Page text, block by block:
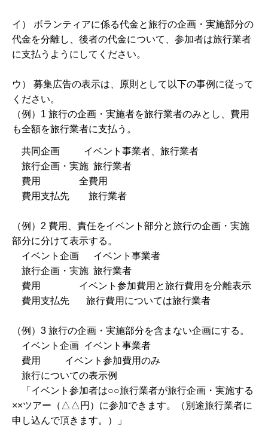
イ） ボランティアに係る代金と旅行の企画・実施部分の
代金を分離し、後者の代金について、参加者は旅行業者
に支払うようにしてください。
ウ） 募集広告の表示は、原則として以下の事例に従って
ください。
（例）1 旅行の企画・実施者を旅行業者のみとし、費用
も全額を旅行業者に支払う。
共同企画 イベント事業者、旅行業者
旅行企画・実施 旅行業者
費用 全費用
費用支払先 旅行業者
（例）2 費用、責任をイベント部分と旅行の企画・実施
部分に分けて表示する。
イベント企画 イベント事業者
旅行企画・実施 旅行業者
費用 イベント参加費用と旅行費用を分離表示
費用支払先 旅行費用については旅行業者
（例）3 旅行の企画・実施部分を含まない企画にする。
イベント企画 イベント事業者
費用 イベント参加費用のみ
旅行についての表示例
「イベント参加者は○○旅行業者が旅行企画・実施する
××ツアー（△△円）に参加できます。（別途旅行業者に
申し込んで頂きます。）」